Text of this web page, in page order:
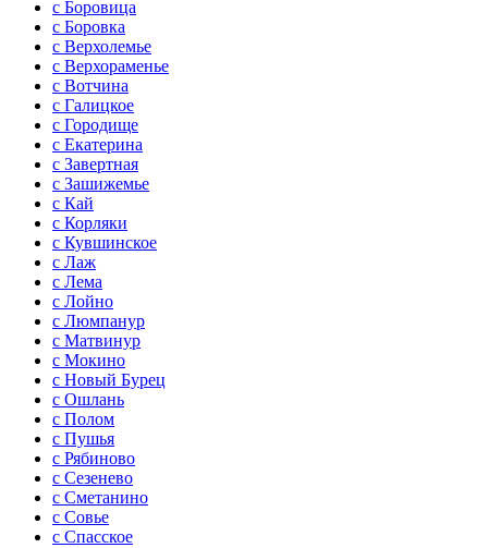
с Боровица
с Боровка
с Верхолемье
с Верхораменье
с Вотчина
с Галицкое
с Городище
с Екатерина
с Завертная
с Зашижемье
с Кай
с Корляки
с Кувшинское
с Лаж
с Лема
с Лойно
с Люмпанур
с Матвинур
с Мокино
с Новый Бурец
с Ошлань
с Полом
с Пушья
с Рябиново
с Сезенево
с Сметанино
с Совье
с Спасское